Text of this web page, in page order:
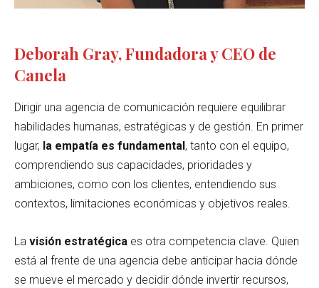
Deborah Gray, Fundadora y CEO de
Canela
Dirigir una agencia de comunicación requiere equilibrar
habilidades humanas, estratégicas y de gestión. En primer
lugar, la empatía es fundamental , tanto con el equipo,
comprendiendo sus capacidades, prioridades y
ambiciones, como con los clientes, entendiendo sus
contextos, limitaciones económicas y objetivos reales.
La visión estratégica es otra competencia clave. Quien
está al frente de una agencia debe anticipar hacia dónde
se mueve el mercado y decidir dónde invertir recursos,